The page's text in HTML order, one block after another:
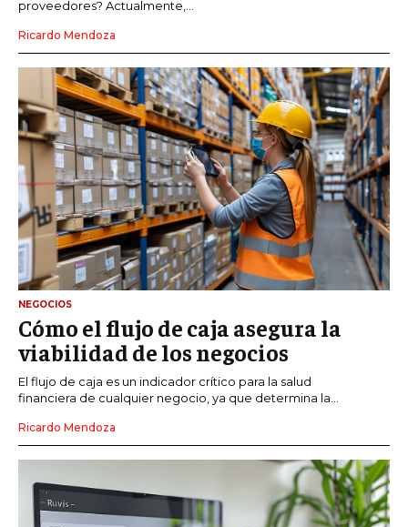
proveedores? Actualmente,...
Ricardo Mendoza
NEGOCIOS
Cómo el flujo de caja asegura la
viabilidad de los negocios
El flujo de caja es un indicador crítico para la salud
financiera de cualquier negocio, ya que determina la...
Ricardo Mendoza